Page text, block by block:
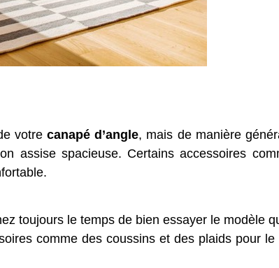
votrecanapé d’angle, mais de manière
assise spacieuse. Certains accessoires
toujours le temps de bien essayer le modèle
comme des coussins et des plaids pour le